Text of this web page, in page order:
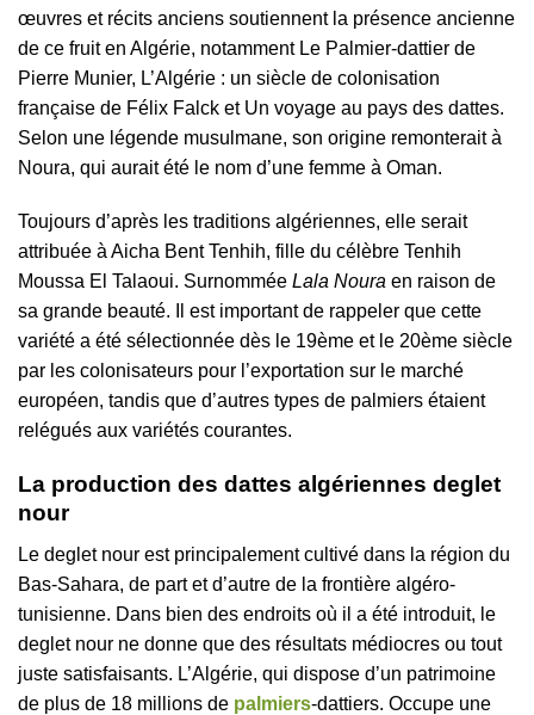
œuvres et récits anciens soutiennent la présence ancienne
de ce fruit en Algérie, notamment Le Palmier-dattier de
Pierre Munier, L’Algérie : un siècle de colonisation
française de Félix Falck et Un voyage au pays des dattes.
Selon une légende musulmane, son origine remonterait à
Noura, qui aurait été le nom d’une femme à Oman.
Toujours d’après les traditions algériennes, elle serait
attribuée à Aicha Bent Tenhih, fille du célèbre Tenhih
Moussa El Talaoui. Surnommée Lala Noura en raison de
sa grande beauté. Il est important de rappeler que cette
variété a été sélectionnée dès le 19ème et le 20ème siècle
par les colonisateurs pour l’exportation sur le marché
européen, tandis que d’autres types de palmiers étaient
relégués aux variétés courantes.
La production des dattes algériennes deglet
nour
Le deglet nour est principalement cultivé dans la région du
Bas-Sahara, de part et d’autre de la frontière algéro-
tunisienne. Dans bien des endroits où il a été introduit, le
deglet nour ne donne que des résultats médiocres ou tout
juste satisfaisants. L’Algérie, qui dispose d’un patrimoine
de plus de 18 millions de palmiers-dattiers. Occupe une